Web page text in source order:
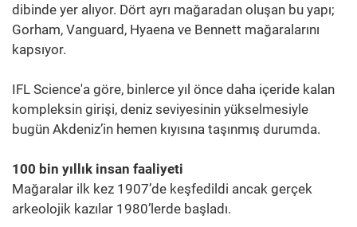
dibinde yer alıyor. Dört ayrı mağaradan oluşan bu yapı;
Gorham, Vanguard, Hyaena ve Bennett mağaralarını
kapsıyor.
IFL Science'a göre, binlerce yıl önce daha içeride kalan
kompleksin girişi, deniz seviyesinin yükselmesiyle
bugün Akdeniz’in hemen kıyısına taşınmış durumda.
100 bin yıllık insan faaliyeti
Mağaralar ilk kez 1907’de keşfedildi ancak gerçek
arkeolojik kazılar 1980’lerde başladı.